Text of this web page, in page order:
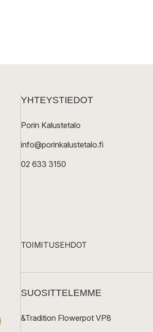
YHTEYSTIEDOT
Porin Kalustetalo
info@porinkalustetalo.fi
02 633 3150
TOIMITUSEHDOT
SUOSITTELEMME
&Tradition Flowerpot VP8